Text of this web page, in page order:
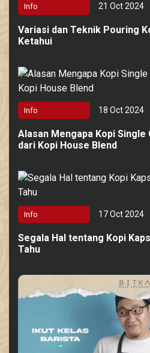
Info 21 Oct 2024
Variasi dan Teknik Pouring
Ketahui
Info 18 Oct 2024
Alasan Mengapa Kopi Single
dari Kopi House Blend
Info 17 Oct 2024
Segala Hal tentang Kopi
Tahu